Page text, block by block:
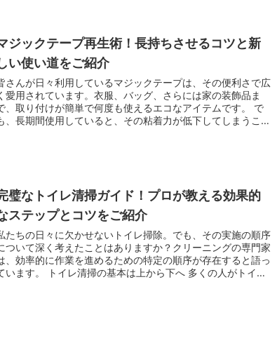
ジックテープ再生術！長持ちさせるコツと新
い使い道をご紹介
さんが日々利用しているマジックテープは、その便利さで広
愛用されています。衣服、バッグ、さらには家の装飾品ま
、取り付けが簡単で何度も使えるエコなアイテムです。 で
、長期間使用していると、その粘着力が低下してしまうこと
璧なトイレ清掃ガイド！プロが教える効果的
ステップとコツをご紹介
たちの日々に欠かせないトイレ掃除。でも、その実施の順序
ついて深く考えたことはありますか？クリーニングの専門家
、効率的に作業を進めるための特定の順序が存在すると語っ
います。 トイレ清掃の基本は上から下へ 多くの人がトイレ